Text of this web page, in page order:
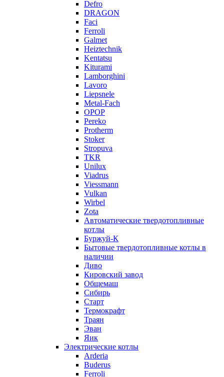
Defro
DRAGON
Faci
Ferroli
Galmet
Heiztechnik
Kentatsu
Kiturami
Lamborghini
Lavoro
Liepsnele
Metal-Fach
OPOP
Pereko
Protherm
Stoker
Stropuva
TKR
Unilux
Viadrus
Viessmann
Vulkan
Wirbel
Zota
Автоматические твердотопливные
котлы
Буржуй-К
Бытовые твердотопливные котлы в
наличии
Диво
Кировский завод
Общемаш
Сибирь
Старт
Термокрафт
Траян
Эван
Яик
Электрические котлы
Arderia
Buderus
Ferroli